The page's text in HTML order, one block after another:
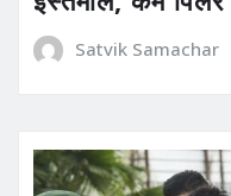
Satvik Samachar